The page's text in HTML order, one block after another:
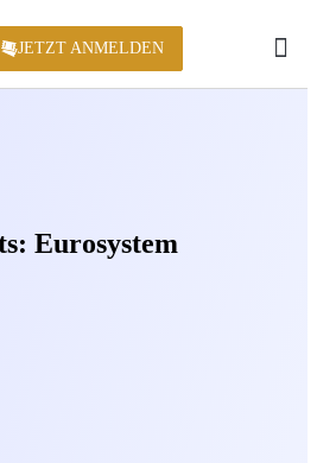
JETZT ANMELDEN
Eurosystem